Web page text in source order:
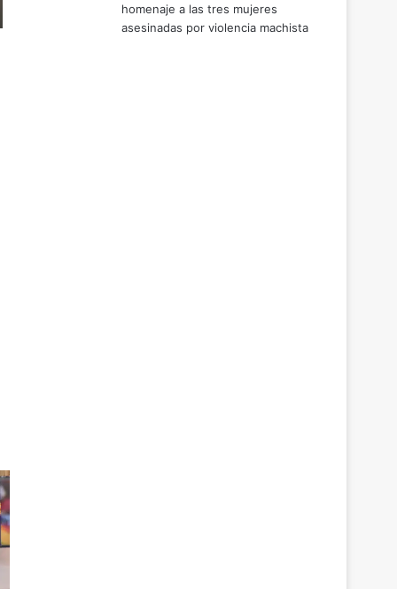
homenaje a las tres mujeres
asesinadas por violencia machista